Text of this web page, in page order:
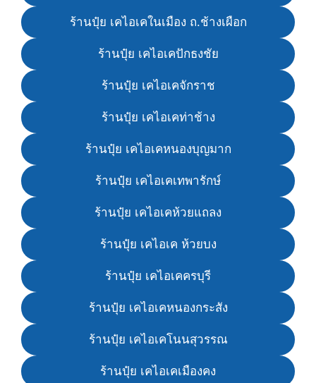
ร้านปุ๋ย เคไอเคในเมือง ถ.ช้างเผือก
ร้านปุ๋ย เคไอเคปักธงชัย
ร้านปุ๋ย เคไอเคจักราช
ร้านปุ๋ย เคไอเคท่าช้าง
ร้านปุ๋ย เคไอเคหนองบุญมาก
ร้านปุ๋ย เคไอเคเทพารักษ์
ร้านปุ๋ย เคไอเคห้วยแถลง
ร้านปุ๋ย เคไอเค ห้วยบง
ร้านปุ๋ย เคไอเคครบุรี
ร้านปุ๋ย เคไอเคหนองกระสัง
ร้านปุ๋ย เคไอเคโนนสุวรรณ
ร้านปุ๋ย เคไอเคเมืองคง